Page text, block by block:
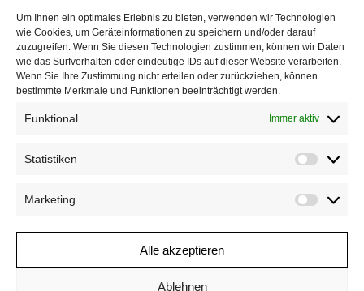
Um Ihnen ein optimales Erlebnis zu bieten, verwenden wir Technologien
wie Cookies, um Geräteinformationen zu speichern und/oder darauf
zuzugreifen. Wenn Sie diesen Technologien zustimmen, können wir Daten
wie das Surfverhalten oder eindeutige IDs auf dieser Website verarbeiten.
Wenn Sie Ihre Zustimmung nicht erteilen oder zurückziehen, können
bestimmte Merkmale und Funktionen beeinträchtigt werden.
Funktional Immer aktiv
Statistiken
Marketing
Alle akzeptieren
Ablehnen
geben. Denn es geht immer ums Ganze und
wir haben immer einen Anteil daran.